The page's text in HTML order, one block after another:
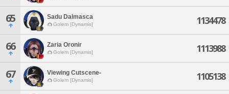
65 Sadu Dalmasca
Golem [Dynamis] 1134478
66 Zaria Oronir
Golem [Dynamis] 1113988
67 Viewing Cutscene-
Golem [Dynamis] 1105138